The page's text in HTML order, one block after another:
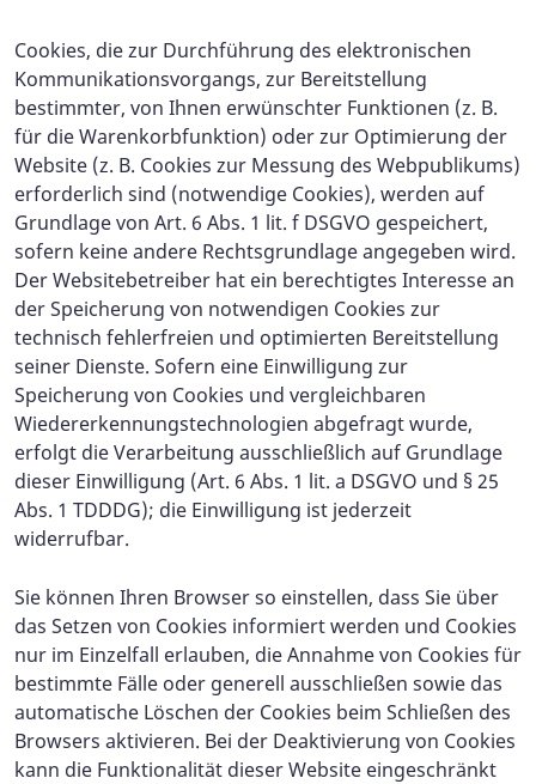
Cookies, die zur Durchführung des elektronischen
Kommunikationsvorgangs, zur Bereitstellung
bestimmter, von Ihnen erwünschter Funktionen (z. B.
für die Warenkorbfunktion) oder zur Optimierung der
Website (z. B. Cookies zur Messung des Webpublikums)
erforderlich sind (notwendige Cookies), werden auf
Grundlage von Art. 6 Abs. 1 lit. f DSGVO gespeichert,
sofern keine andere Rechtsgrundlage angegeben wird.
Der Websitebetreiber hat ein berechtigtes Interesse an
der Speicherung von notwendigen Cookies zur
technisch fehlerfreien und optimierten Bereitstellung
seiner Dienste. Sofern eine Einwilligung zur
Speicherung von Cookies und vergleichbaren
Wiedererkennungstechnologien abgefragt wurde,
erfolgt die Verarbeitung ausschließlich auf Grundlage
dieser Einwilligung (Art. 6 Abs. 1 lit. a DSGVO und § 25
Abs. 1 TDDDG); die Einwilligung ist jederzeit
widerrufbar.
Sie können Ihren Browser so einstellen, dass Sie über
das Setzen von Cookies informiert werden und Cookies
nur im Einzelfall erlauben, die Annahme von Cookies für
bestimmte Fälle oder generell ausschließen sowie das
automatische Löschen der Cookies beim Schließen des
Browsers aktivieren. Bei der Deaktivierung von Cookies
kann die Funktionalität dieser Website eingeschränkt